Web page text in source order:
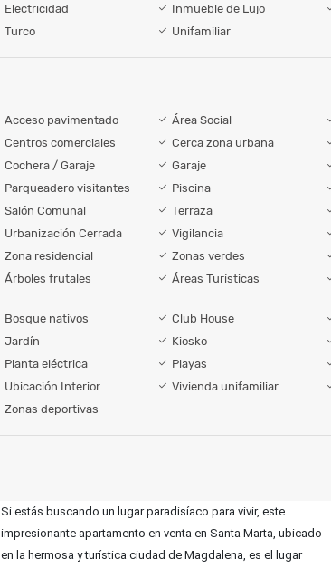
Electricidad
Inmueble de Lujo
Turco
Unifamiliar
Acceso pavimentado Área Social
Centros comerciales
Cerca zona urbana
Cochera / Garaje
Garaje
Parqueadero visitantes
Piscina
Salón Comunal
Terraza
Urbanización Cerrada
Vigilancia
Zona residencial
Zonas verdes
Árboles frutales
Áreas Turísticas
Bosque nativos
Club House
Jardín
Kiosko
Planta eléctrica
Playas
Ubicación Interior
Vivienda unifamiliar
Zonas deportivas
Si estás buscando un lugar paradisíaco para vivir, este
impresionante apartamento en venta en Santa Marta, ubicado
en la hermosa y turística ciudad de Magdalena, es el lugar